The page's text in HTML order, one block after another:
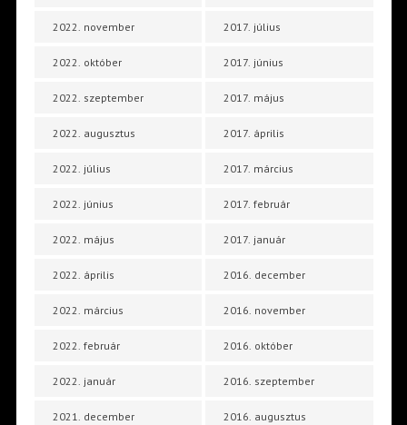
2022. november
2022. október
2022. szeptember
2022. augusztus
2022. július
2022. június
2022. május
2022. április
2022. március
2022. február
2022. január
2021. december
2017. július
2017. június
2017. május
2017. április
2017. március
2017. február
2017. január
2016. december
2016. november
2016. október
2016. szeptember
2016. augusztus